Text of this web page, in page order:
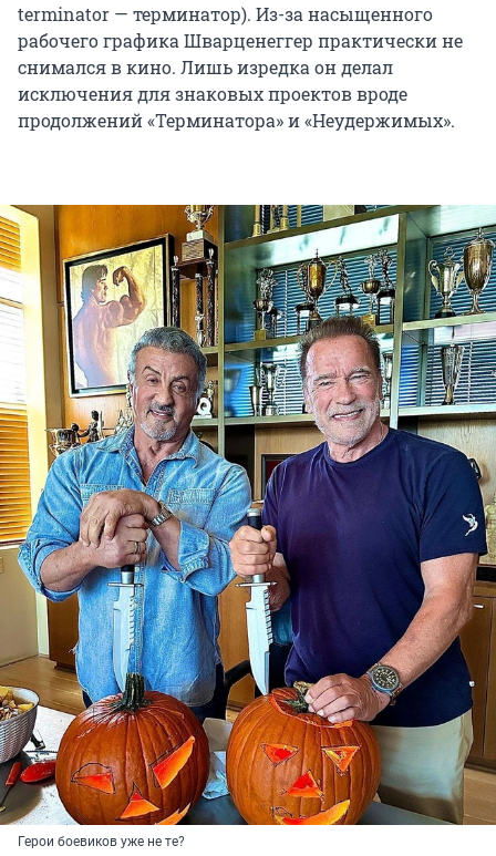
terminator — терминатор). Из-за насыщенного
рабочего графика Шварценеггер практически не
снимался в кино. Лишь изредка он делал
исключения для знаковых проектов вроде
продолжений «Терминатора» и «Неудержимых».
Герои боевиков уже не те?